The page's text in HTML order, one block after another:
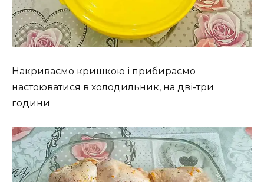
Накриваємо кришкою і прибираємо
настоюватися в холодильник, на дві-три
години